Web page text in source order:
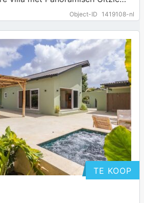
Object-ID 1419108-nl
Appartementen op Jan Sofat te
TE KOOP